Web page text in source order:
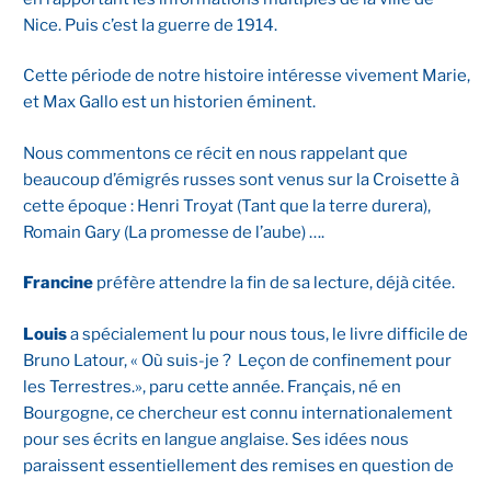
Nice. Puis c’est la guerre de 1914.
Cette période de notre histoire intéresse vivement Marie,
et Max Gallo est un historien éminent.
Nous commentons ce récit en nous rappelant que
beaucoup d’émigrés russes sont venus sur la Croisette à
cette époque : Henri Troyat (Tant que la terre durera),
Romain Gary (La promesse de l’aube) ….
Francine préfère attendre la fin de sa lecture, déjà citée.
Louisa spécialement lu pour nous tous, le livre difficile de
Bruno Latour, « Où suis-je ? Leçon de confinement pour
les Terrestres.», paru cette année. Français, né en
Bourgogne, ce chercheur est connu internationalement
pour ses écrits en langue anglaise. Ses idées nous
paraissent essentiellement des remises en question de